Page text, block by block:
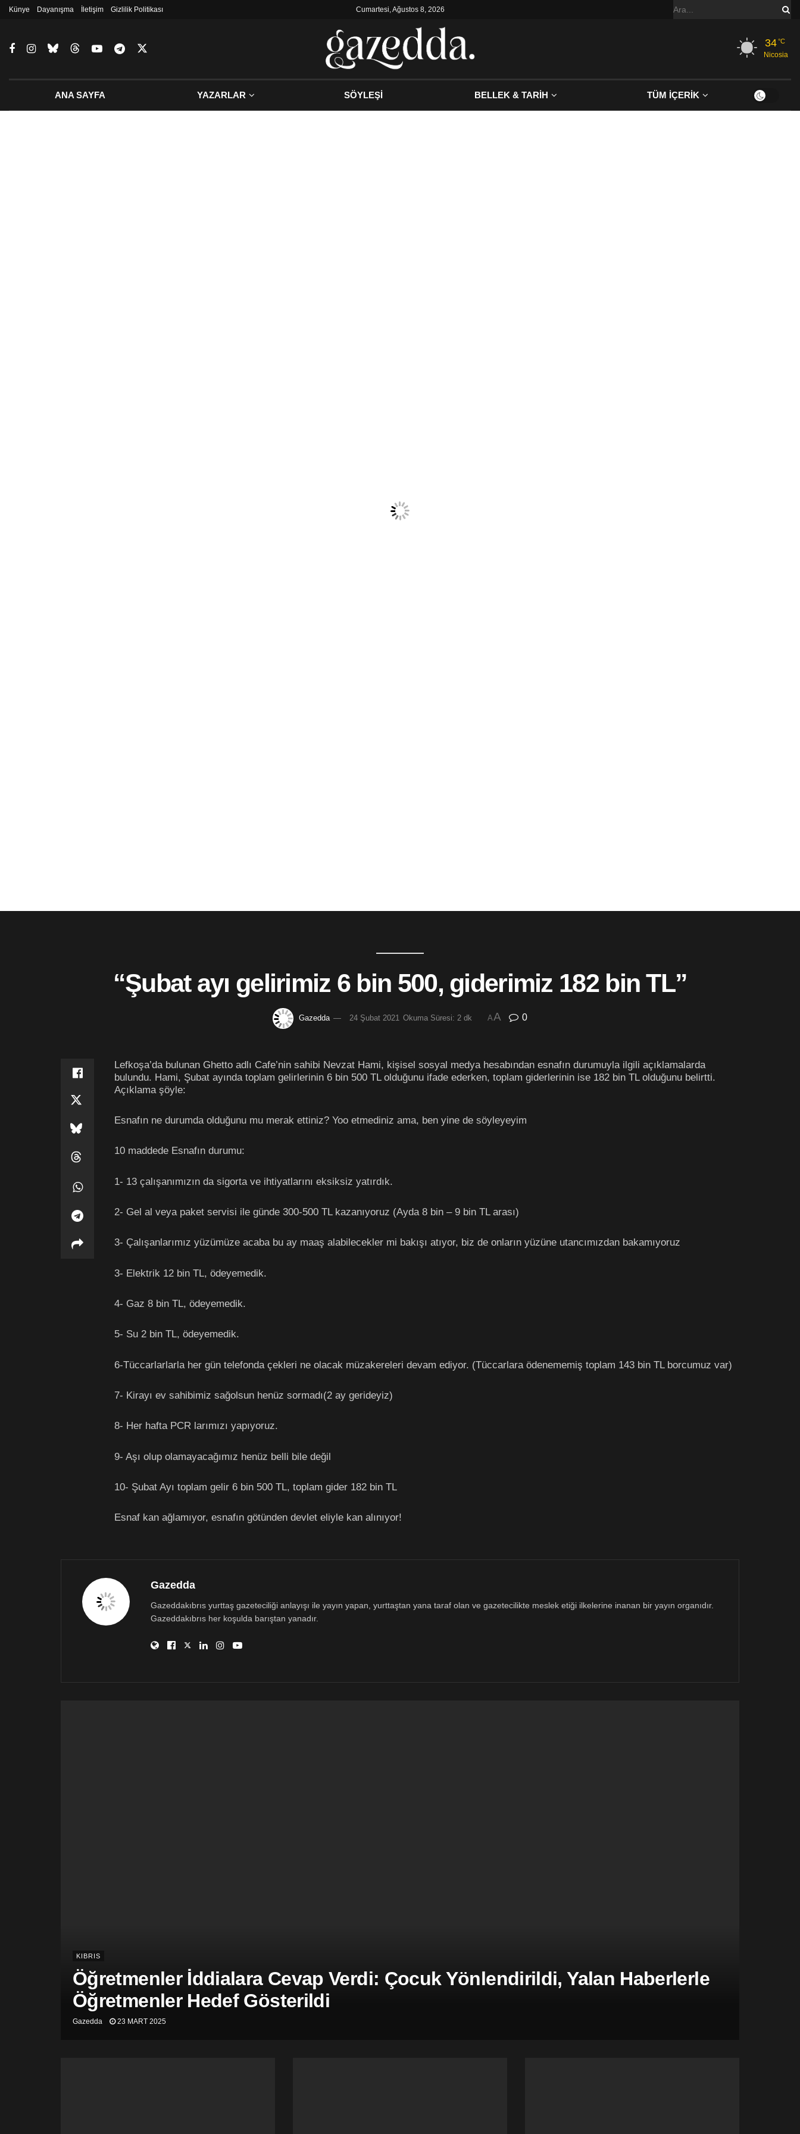
Künye Dayanışma İletişim Gizlilik Politikası Cumartesi, Ağustos 8, 2026
34°C
Nicosia
ANA SAYFA YAZARLAR SÖYLEŞİ BELLEK & TARİH TÜM İÇERİK
“Şubat ayı gelirimiz 6 bin 500, giderimiz 182 bin TL”
Gazedda 24 Şubat 2021 Okuma Süresi: 2 dk AA 0
Lefkoşa’da bulunan Ghetto adlı Cafe’nin sahibi Nevzat Hami, kişisel sosyal medya hesabından esnafın durumuyla ilgili açıklamalarda
bulundu. Hami, Şubat ayında toplam gelirlerinin 6 bin 500 TL olduğunu ifade ederken, toplam giderlerinin ise 182 bin TL olduğunu belirtti.
Açıklama şöyle:
Esnafın ne durumda olduğunu mu merak ettiniz? Yoo etmediniz ama, ben yine de söyleyeyim
10 maddede Esnafın durumu:
1- 13 çalışanımızın da sigorta ve ihtiyatlarını eksiksiz yatırdık.
2- Gel al veya paket servisi ile günde 300-500 TL kazanıyoruz (Ayda 8 bin – 9 bin TL arası)
3- Çalışanlarımız yüzümüze acaba bu ay maaş alabilecekler mi bakışı atıyor, biz de onların yüzüne utancımızdan bakamıyoruz
3- Elektrik 12 bin TL, ödeyemedik.
4- Gaz 8 bin TL, ödeyemedik.
5- Su 2 bin TL, ödeyemedik.
6-Tüccarlarlarla her gün telefonda çekleri ne olacak müzakereleri devam ediyor. (Tüccarlara ödenememiş toplam 143 bin TL borcumuz var)
7- Kirayı ev sahibimiz sağolsun henüz sormadı(2 ay gerideyiz)
8- Her hafta PCR larımızı yapıyoruz.
9- Aşı olup olamayacağımız henüz belli bile değil
10- Şubat Ayı toplam gelir 6 bin 500 TL, toplam gider 182 bin TL
Esnaf kan ağlamıyor, esnafın götünden devlet eliyle kan alınıyor!
Gazedda
Gazeddakıbrıs yurttaş gazeteciliği anlayışı ile yayın yapan, yurttaştan yana taraf olan ve gazetecilikte meslek etiği ilkelerine inanan bir yayın organıdır.
Gazeddakıbrıs her koşulda barıştan yanadır.
KIBRIS
Öğretmenler İddialara Cevap Verdi: Çocuk Yönlendirildi, Yalan Haberlerle
Öğretmenler Hedef Gösterildi
Gazedda 23 MART 2025